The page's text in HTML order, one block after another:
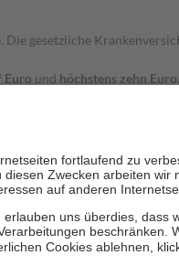
gesetzliche
Euro und höchstens zehn Euro.
zu unterstützen, fallenkeine